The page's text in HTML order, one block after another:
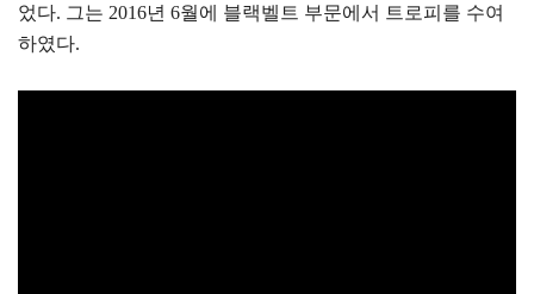
었다. 그는 2016년 6월에 블랙벨트 부문에서 트로피를 수여
하였다.